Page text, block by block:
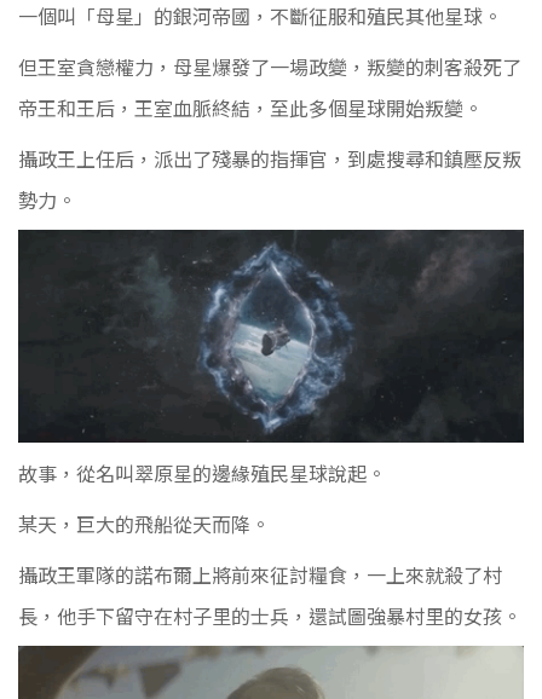
一個叫「母星」的銀河帝國，不斷征服和殖民其他星球。
但王室貪戀權力，母星爆發了一場政變， 叛變的刺客殺死了
帝王和王后，王室血脈終結，至此多個星球開始叛變。
攝政王上任后，派出了殘暴的指揮官，到處搜尋和鎮壓反叛
勢力。
故事，從名叫翠原星的邊緣殖民星球說起。
某天，巨大的飛船從天而降。
攝政王軍隊的諾布爾上將前來征討糧食，一上來就殺了村
長，他手下留守在村子里的士兵，還試圖強暴村里的女孩。